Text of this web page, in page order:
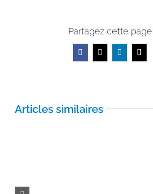
Partagez cette page
Facebook
X LinkedInEmail
Articles similaires